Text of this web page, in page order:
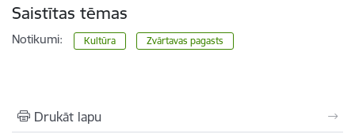
Saistītas tēmas
Notikumi: Kultūra Zvārtavas pagasts
Drukāt lapu